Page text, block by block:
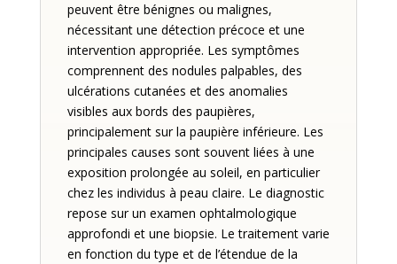
peuvent être bénignes ou malignes,
nécessitant une détection précoce et une
intervention appropriée. Les symptômes
comprennent des nodules palpables, des
ulcérations cutanées et des anomalies
visibles aux bords des paupières,
principalement sur la paupière inférieure. Les
principales causes sont souvent liées à une
exposition prolongée au soleil, en particulier
chez les individus à peau claire. Le diagnostic
repose sur un examen ophtalmologique
approfondi et une biopsie. Le traitement varie
en fonction du type et de l’étendue de la